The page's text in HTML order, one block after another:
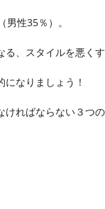
性35％）。
、スタイルを悪く
なりましょう！
ければならない３つ